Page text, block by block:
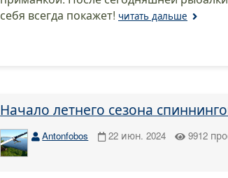
себя всегда покажет! читать дальше
Начало летнего сезона
Antonfobos 22 июн. 2024 9912